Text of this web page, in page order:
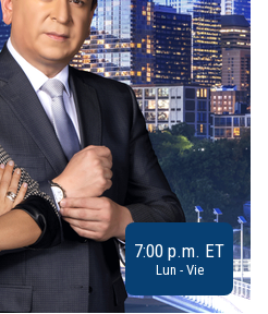
7:00 p.m. ET
Lun - Vie